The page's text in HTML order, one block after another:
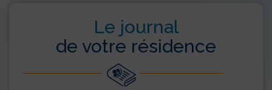
Le journal
de votre résidence